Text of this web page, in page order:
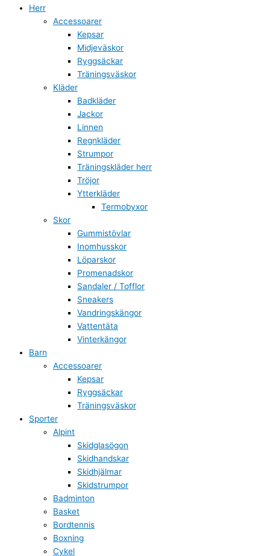
Herr
Accessoarer
Kepsar
Midjeväskor
Ryggsäckar
Träningsväskor
Kläder
Badkläder
Jackor
Linnen
Regnkläder
Strumpor
Träningskläder herr
Tröjor
Ytterkläder
Termobyxor
Skor
Gummistövlar
Inomhusskor
Löparskor
Promenadskor
Sandaler / Tofflor
Sneakers
Vandringskängor
Vattentäta
Vinterkängor
Barn
Accessoarer
Kepsar
Ryggsäckar
Träningsväskor
Sporter
Alpint
Skidglasögon
Skidhandskar
Skidhjälmar
Skidstrumpor
Badminton
Basket
Bordtennis
Boxning
Cykel